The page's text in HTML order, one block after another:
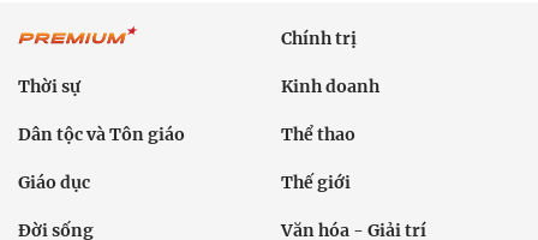
Chính trị
Thời sự Kinh doanh
Dân tộc và Tôn giáo Thể thao
Giáo dục Thế giới
Đời sống Văn hóa - Giải trí